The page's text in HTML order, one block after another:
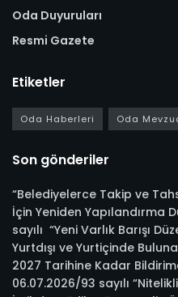
Oda Duyuruları
Resmi Gazete
Etiketler
Oda Haberleri Oda
Son gönderiler
“Belediyelerce Takip ve
İçin Yeniden Yapılandırma
sayılı “Yeni Varlık Barışı
Yurtdışı ve Yurtiçinde
2027 Tarihine Kadar
06.07.2026/93 sayılı